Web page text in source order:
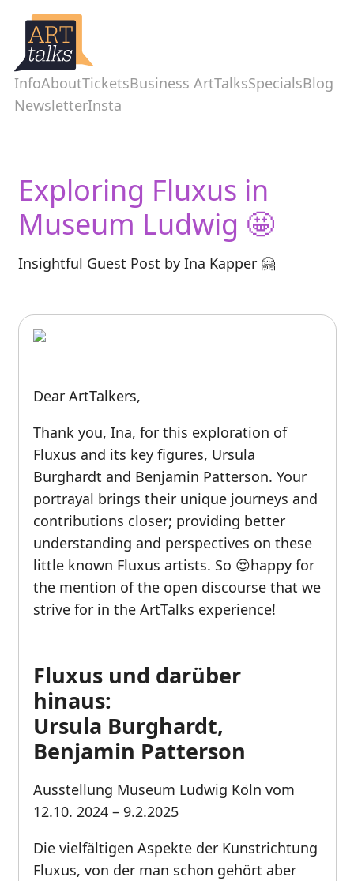
InfoAboutTicketsBusiness ArtTalksSpecialsBlog
NewsletterInsta
Exploring Fluxus in
Museum Ludwig 🤩
Insightful Guest Post by Ina Kapper 🤗
Dear ArtTalkers,
Thank you, Ina, for this exploration of
Fluxus and its key figures, Ursula
Burghardt and Benjamin Patterson. Your
portrayal brings their unique journeys and
contributions closer; providing better
understanding and perspectives on these
little known Fluxus artists. So 😍happy for
the mention of the open discourse that we
strive for in the ArtTalks experience!
Fluxus und darüber
hinaus:
Ursula Burghardt,
Benjamin Patterson
Ausstellung Museum Ludwig Köln vom
12.10. 2024 – 9.2.2025
Die vielfältigen Aspekte der Kunstrichtung
Fluxus, von der man schon gehört aber